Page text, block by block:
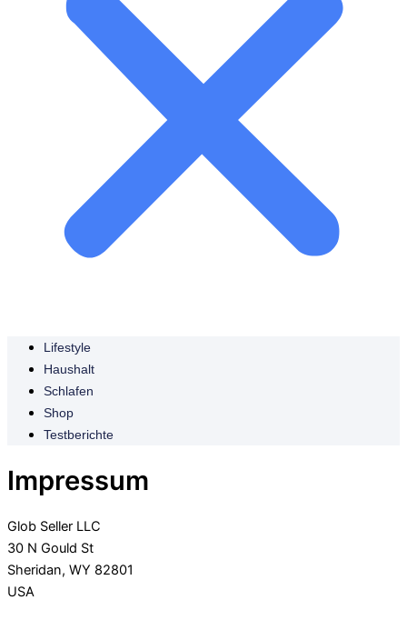
Lifestyle
Haushalt
Schlafen
Shop
Testberichte
Impressum
Glob Seller LLC
30 N Gould St
Sheridan, WY 82801
USA